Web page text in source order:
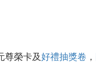
尊榮卡及好禮抽獎卷 ，